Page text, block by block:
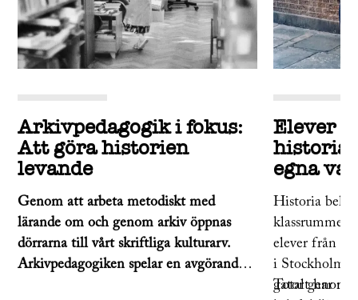
Arkivpedagogik i fokus:
Att göra historien
levande
Genom att arbeta metodiskt med
lärande om och genom arkiv öppnas
dörrarna till vårt skriftliga kulturarv.
Arkivpedagogiken spelar en avgörande
Elever
historia
egna
Historia
klassrummet.
elever från
i Stockholm
gator genom
Totalt har nio